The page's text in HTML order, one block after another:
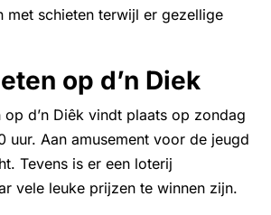
met schieten terwijl er gezellige
op d’n Diek
op d’n Diêk vindt plaats op zondag
uur. Aan amusement voor de jeugd
Tevens is er een loterij
vele leuke prijzen te winnen zijn.